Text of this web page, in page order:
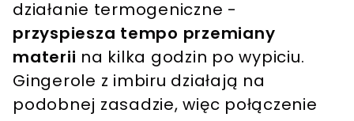
działanie termogeniczne -
przyspiesza tempo przemiany
materii na kilka godzin po wypiciu.
Gingerole z imbiru działają na
podobnej zasadzie, więc połączenie